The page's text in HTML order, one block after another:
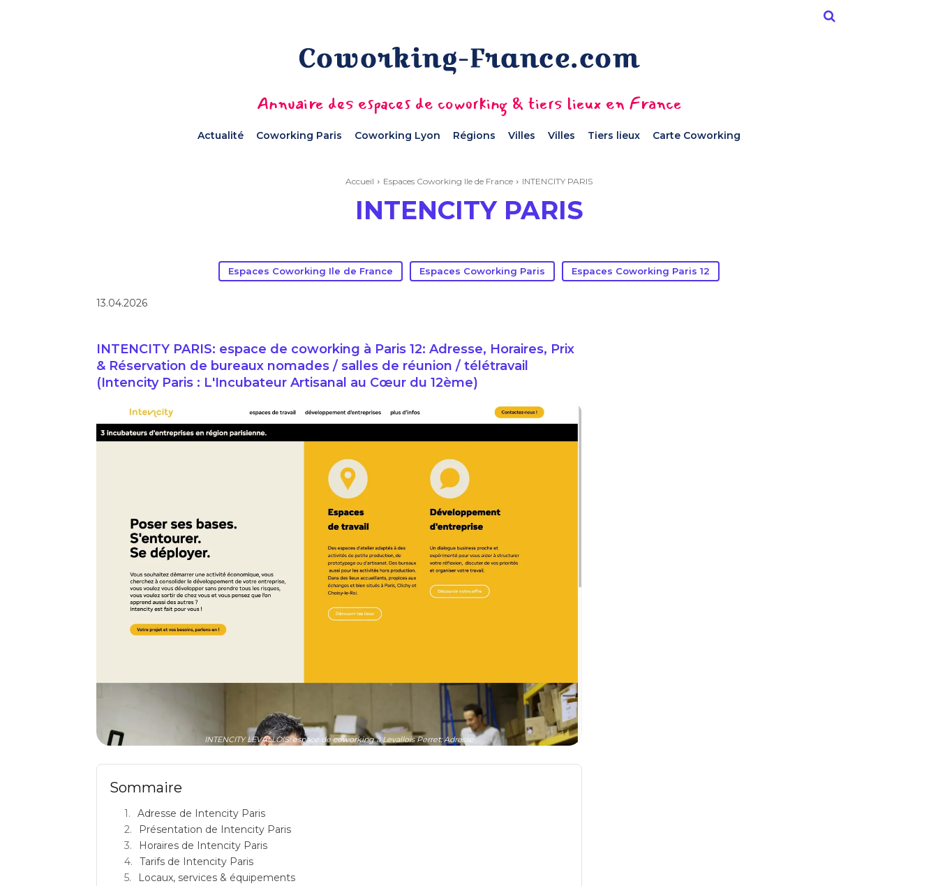
Annuaire des espaces de coworking & tiers lieux en France
Actualité Coworking Paris Coworking Lyon Régions Villes Villes Tiers lieux Carte Coworking
Accueil Espaces Coworking Ile de France INTENCITY PARIS
INTENCITY PARIS
Espaces Coworking Ile de France Espaces Coworking Paris Espaces Coworking Paris 12
13.04.2026
INTENCITY PARIS: espace de coworking à Paris 12: Adresse, Horaires, Prix
& Réservation de bureaux nomades / salles de réunion / télétravail
(Intencity Paris : L'Incubateur Artisanal au Cœur du 12ème)
INTENCITY LEVALLOIS: espace de coworking à Levallois Perret: Adresse
Sommaire
Adresse de Intencity Paris
Présentation de Intencity Paris
Horaires de Intencity Paris
Tarifs de Intencity Paris
Locaux, services & équipements